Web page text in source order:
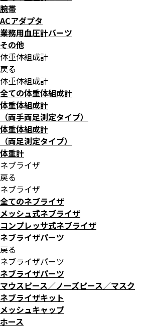
腕帯
ACアダプタ
業務用血圧計パーツ
その他
体重体組成計
戻る
体重体組成計
全ての体重体組成計
体重体組成計
（両手両足測定タイプ）
体重体組成計
（両足測定タイプ）
体重計
ネブライザ
戻る
ネブライザ
全てのネブライザ
メッシュ式ネブライザ
コンプレッサ式ネブライザ
ネブライザパーツ
戻る
ネブライザパーツ
ネブライザパーツ
マウスピース／ノーズピース／マスク
ネブライザキット
メッシュキャップ
ホース